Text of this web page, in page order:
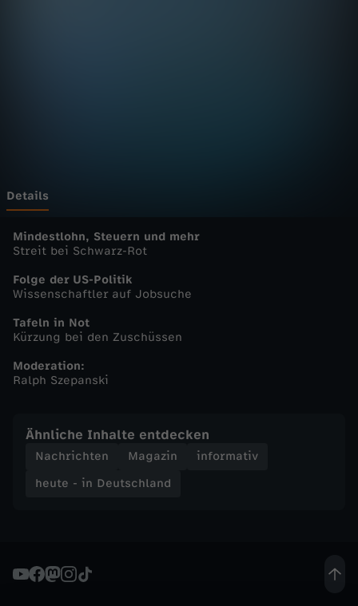
s
c
h
l
n
d
-
u
Details
Mindestlohn, Steuern und mehr
Streit bei Schwarz-Rot
Folge der US-Politik
Wissenschaftler auf Jobsuche
Tafeln in Not
Kürzung bei den Zuschüssen
Moderation:
Ralph Szepanski
Ähnliche Inhalte entdecken
Nachrichten Magazin
informativ
heute - in Deutschland